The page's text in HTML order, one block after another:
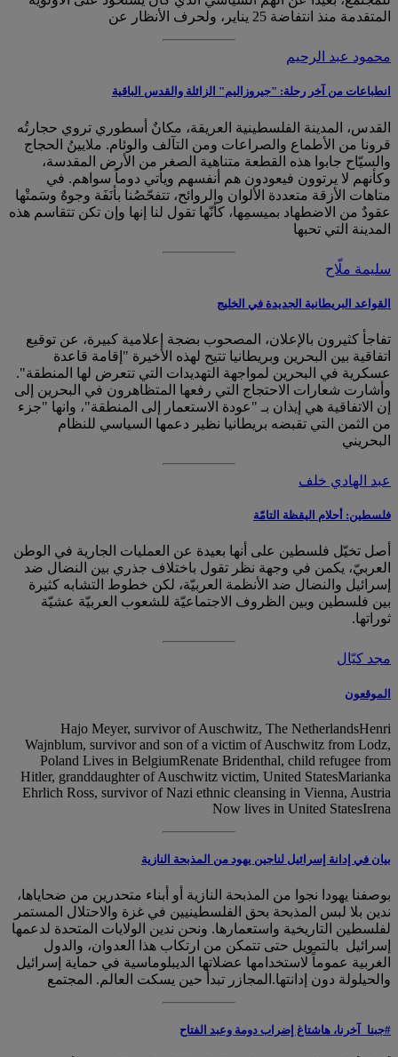
المتقدمة منذ انتفاضة 25 يناير، ولحرف الأنظار عن
محمود عبد الرحيم
انطباعات من آخر رحلة: "جيروزاليم" الزائلة والقدس الباقية
القدس، المدينة الفلسطينية العريقة، مكانٌ أسطوري تروي حجارتُه
قرونا من الأطماع والصراعات ومن التآلف والوئام. ملايينُ الحجاج
والسيّاح جابوا هذه القطعة متناهية الصغر من الأرض المقدسة،
وكأنهم لا يرتوون فيعودون هم أنفسهم ويأتي دوماً سواهم. في
متاهات الأزقة متعددة الألوان والروائح، تتفحّصُنا بأنَفَة وجوهٌ وسَمتْها
عقودٌ من الاضطهاد بميسمِها، كأنّها تقول لنا إنها وإن تكن تتقاسم هذه
المدينة التي تحبها
سليمة ملّاح
القواعد البريطانية الجديدة في الخليج
تفاجأ كثيرون بالإعلان، المصحوب بضجة إعلامية كبيرة، عن توقيع
اتفاقية بين البحرين وبريطانيا تتيح لهذه الأخيرة "إقامة قاعدة
عسكرية في البحرين لمواجهة التهديدات التي تتعرض لها المنطقة".
وأشارت شعارات الاحتجاج التي رفعها المتظاهرون في البحرين إلى
إن الاتفاقية هي إيذان بـ "عودة الاستعمار إلى المنطقة"، وانها "جزء
من الثمن التي تقبضه بريطانيا نظير دعمها السياسي للنظام
البحريني
عبد الهادي خلف
فلسطين: أحلام اليقظة التامّة
أصل تخيّل فلسطين على أنها بعيدة عن العمليات الجارية في الوطن
العربيّ، يكمن في وجهة نظر تقول باختلاف جذري بين النضال ضد
إسرائيل والنضال ضد الأنظمة العربيّة، لكن خطوط التشابه كثيرة
بين فلسطين وبين الظروف الاجتماعيّة للشعوب العربيّة عشيّة
ثوراتها.
مجد كيّال
الموقعون
Hajo Meyer, survivor of Auschwitz, The NetherlandsHenri
Wajnblum, survivor and son of a victim of Auschwitz from Lodz,
Poland Lives in BelgiumRenate Bridenthal, child refugee from
Hitler, granddaughter of Auschwitz victim, United StatesMarianka
Ehrlich Ross, survivor of Nazi ethnic cleansing in Vienna, Austria
Now lives in United StatesIrena
بيان في إدانة إسرائيل لناجين يهود من المذبحة النازية
بوصفنا يهودا نجوا من المذبحة النازية أو أبناء متحدرين من ضحاياها،
ندين بلا لبس المذبحة بحق الفلسطينيين في غزة والاحتلال المستمر
لفلسطين التاريخية واستعمارها. ونحن ندين الولايات المتحدة لدعمها
إسرائيل بالتمويل حتى تتمكن من ارتكاب هذا العدوان، والدول
الغربية عموماً لاستخدامها عضلاتها الديبلوماسية في حماية إسرائيل
والحيلولة دون إدانتها.المجازر تبدأ حين يسكت العالم. المجتمع
#جبنا_آخرنا، هاشتاغ إضراب دومة وعبد الفتاح